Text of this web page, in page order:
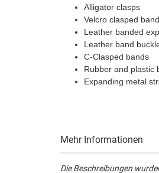
Alligator clasps
Velcro clasped
Leather banded
Leather band
C-Clasped bands
Rubber and plastic
Expanding metal
Mehr Informationen
Die Beschreibungen